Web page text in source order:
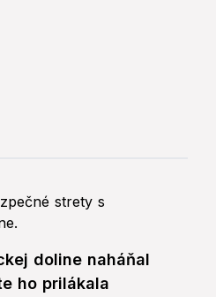
doline naháňal
ho prilákala